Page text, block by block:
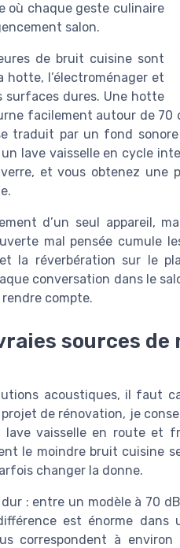
où chaque geste culinaire
salon.
de bruit cuisine sont
hotte, l’électroménager et
surfaces dures. Une hotte
facilement autour de 70
traduit par un fond
lave vaisselle en cycle
et vous obtenez
d’un seul appareil,
mal pensée cumule
et la réverbération sur le
conversation dans le
rendre compte.
sources de
acoustiques, il faut
de rénovation, je
vaisselle en route et
le moindre bruit cuisine
changer la donne.
: entre un modèle à 70
est énorme dans
correspondent à